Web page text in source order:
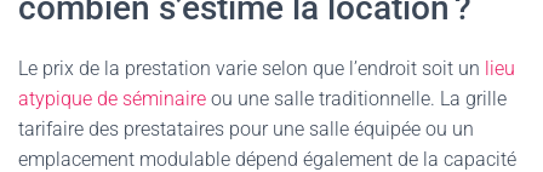
Le prix de la prestation varie selon que l’endroit soit un lieu
atypique de séminaire ou une salle traditionnelle. La grille
tarifaire des prestataires pour une salle équipée ou un
emplacement modulable dépend également de la capacité